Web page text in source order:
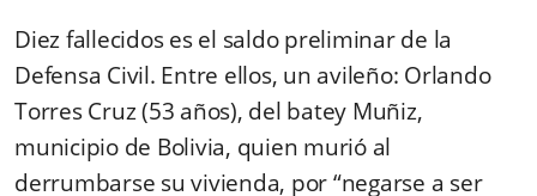
Diez fallecidos es el saldo preliminar de la
Defensa Civil. Entre ellos, un avileño: Orlando
Torres Cruz (53 años), del batey Muñiz,
municipio de Bolivia, quien murió al
derrumbarse su vivienda, por “negarse a ser